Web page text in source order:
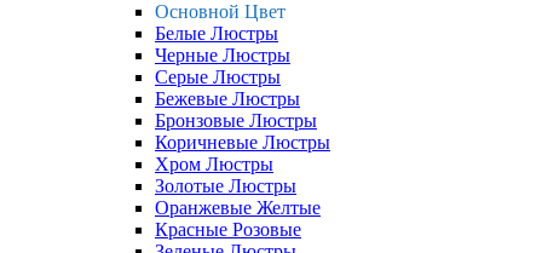
Основной Цвет
Белые Люстры
Черные Люстры
Серые Люстры
Бежевые Люстры
Бронзовые Люстры
Коричневые Люстры
Хром Люстры
Золотые Люстры
Оранжевые Желтые
Красные Розовые